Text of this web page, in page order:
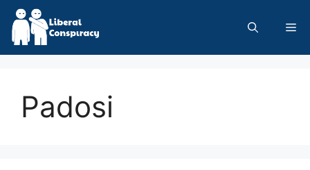
Skip
content
Padosi